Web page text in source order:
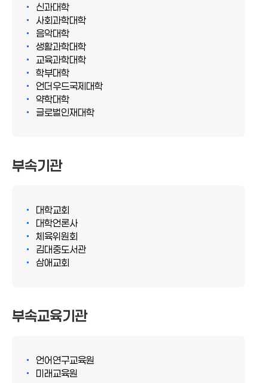
신과대학
사회과학대학
음악대학
생활과학대학
교육과학대학
학부대학
언더우드국제대학
약학대학
글로벌인재대학
부속기관
대학교회
대학언론사
체육위원회
김대중도서관
삼애교회
부속교육기관
언어연구교육원
미래교육원